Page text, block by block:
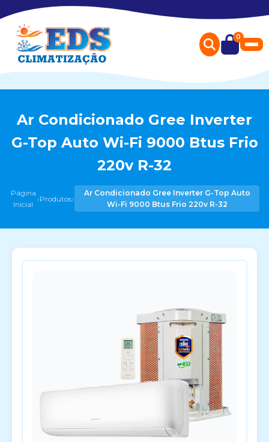
0
Ar Condicionado Gree Inverter
G-Top Auto Wi-Fi 9000 Btus Frio
220v R-32
Página
Inicial ›Produtos›
Ar Condicionado Gree Inverter G-Top Auto
Wi-Fi 9000 Btus Frio 220v R-32